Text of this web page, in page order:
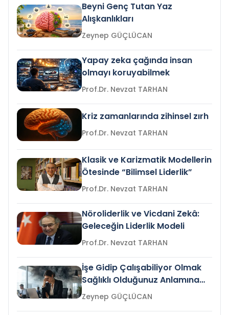
Beyni Genç Tutan Yaz
Alışkanlıkları
Zeynep GÜÇLÜCAN
Yapay zeka çağında insan
olmayı koruyabilmek
Prof.Dr. Nevzat TARHAN
Kriz zamanlarında zihinsel zırh
Prof.Dr. Nevzat TARHAN
Klasik ve Karizmatik Modellerin
Ötesinde “Bilimsel Liderlik”
Prof.Dr. Nevzat TARHAN
Nöroliderlik ve Vicdani Zekâ:
Geleceğin Liderlik Modeli
Prof.Dr. Nevzat TARHAN
İşe Gidip Çalışabiliyor Olmak
Sağlıklı Olduğunuz Anlamına
Gelir mi?Zeynep GÜÇLÜCAN